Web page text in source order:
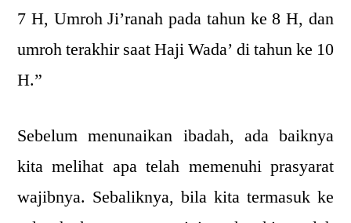
7 H, Umroh Ji’ranah pada tahun ke 8 H, dan
umroh terakhir saat Haji Wada’ di tahun ke 10
H.”
Sebelum menunaikan ibadah, ada baiknya
kita melihat apa telah memenuhi prasyarat
wajibnya. Sebaliknya, bila kita termasuk ke